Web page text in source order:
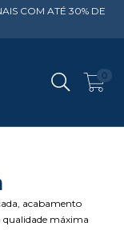
COM ATÉ 30% DE
0
acabamento
qualidade máxima